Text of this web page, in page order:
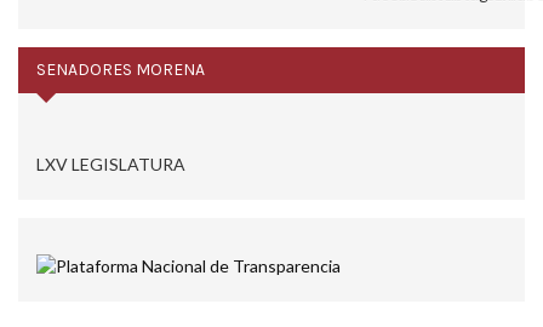
SENADORES MORENA
LXV LEGISLATURA